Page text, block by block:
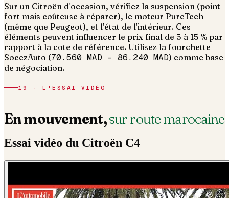
Sur un Citroën d'occasion, vérifiez la suspension (point
fort mais coûteuse à réparer), le moteur PureTech
(même que Peugeot), et l'état de l'intérieur. Ces
éléments peuvent influencer le prix final de 5 à 15 % par
rapport à la cote de référence. Utilisez la fourchette
SoeezAuto (70.560 MAD – 86.240 MAD) comme base
de négociation.
19 · L'ESSAI VIDÉO
En mouvement,sur route marocaine
Essai vidéo du Citroën C4